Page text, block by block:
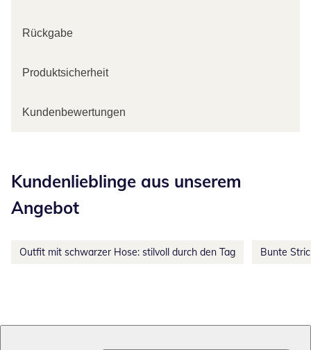
Rückgabe
Produktsicherheit
Kundenbewertungen
Kundenlieblinge aus unserem
Angebot
Outfit mit schwarzer Hose: stilvoll durch den Tag Bunte